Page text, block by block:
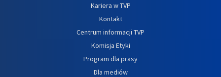
Kariera w TVP
Kontakt
Centrum informacji TVP
Komisja Etyki
Program dla prasy
Dla mediów